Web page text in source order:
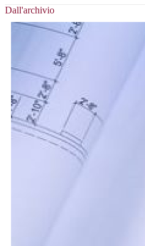
Dall'archivio